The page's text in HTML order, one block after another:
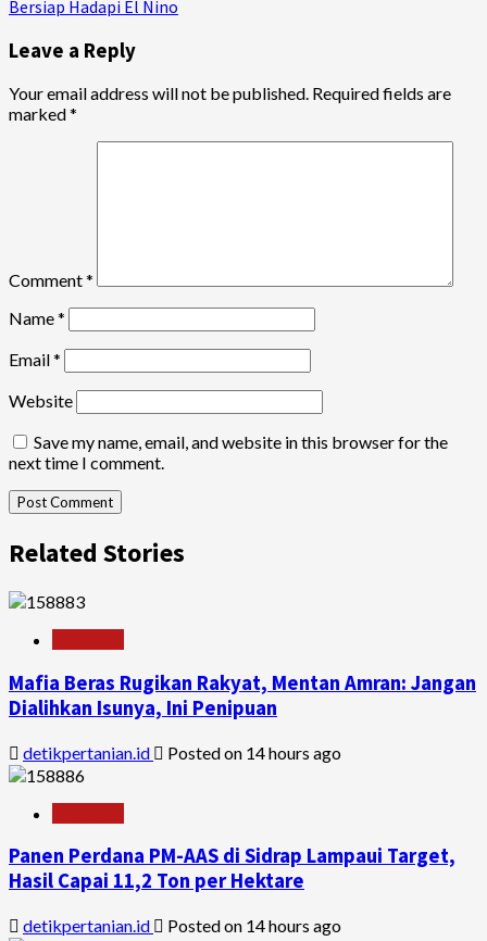
Bersiap Hadapi El Nino
Leave a Reply
Your email address will not be published. Required fields are
marked*
Comment*
Name*
Email*
Website
Save my name, email, and website in this browser for the
next time I comment.
Related Stories
Mafia Beras Rugikan Rakyat, Mentan Amran: Jangan
Dialihkan Isunya, Ini Penipuan
detikpertanian.id Posted on 14 hours ago
Panen Perdana PM-AAS di Sidrap Lampaui Target,
Hasil Capai 11,2 Ton per Hektare
detikpertanian.id Posted on 14 hours ago